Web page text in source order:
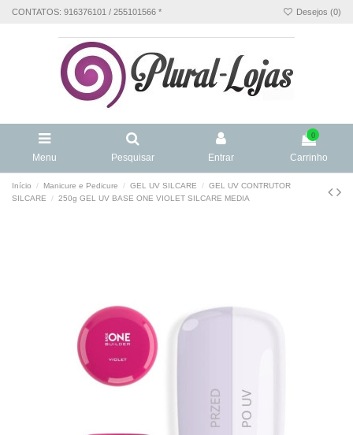
CONTATOS: 916376101 / 255101566 * Desejos (0)
Menu Pesquisar Entrar
0
Carrinho
Início Manicure e Pedicure GEL UV SILCARE
GEL UV CONTRUTOR
SILCARE
250g GEL UV BASE ONE VIOLET SILCARE MEDIA